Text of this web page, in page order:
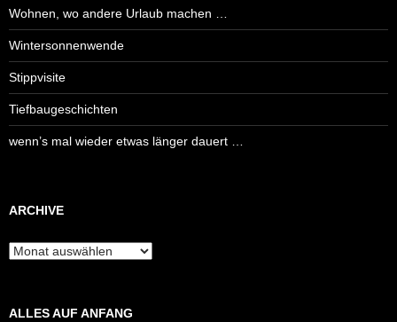
Wohnen, wo andere Urlaub machen …
Wintersonnenwende
Stippvisite
Tiefbaugeschichten
wenn’s mal wieder etwas länger dauert …
ARCHIVE
Archive
ALLES AUF ANFANG